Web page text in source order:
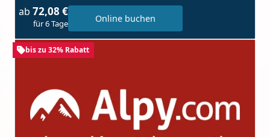
ab 72,08 €
für 6 Tage Online buchen
bis zu 32% Rabatt